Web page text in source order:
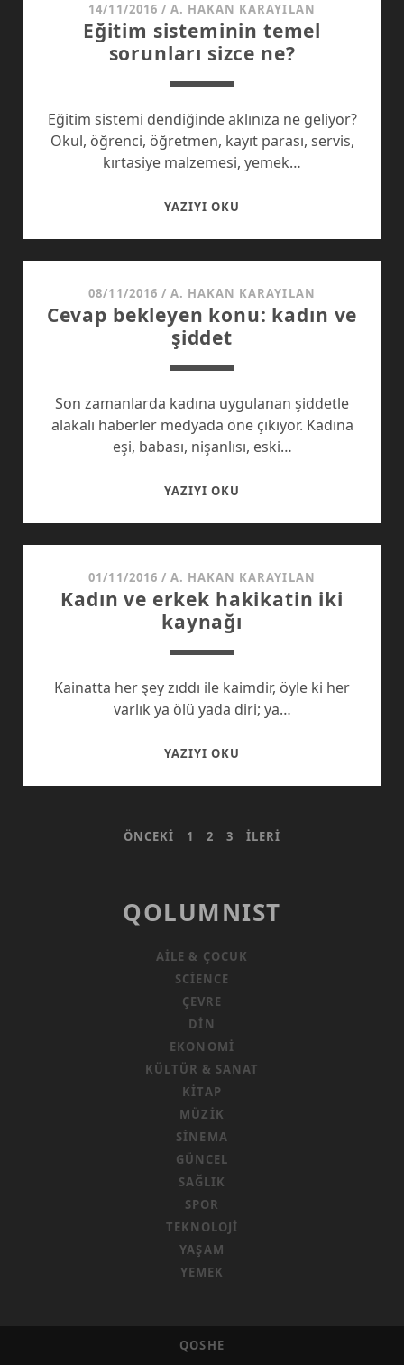
14/11/2016 / A. HAKAN KARAYILAN
Eğitim sisteminin temel
sorunları sizce ne?
Eğitim sistemi dendiğinde aklınıza ne geliyor?
Okul, öğrenci, öğretmen, kayıt parası, servis,
kırtasiye malzemesi, yemek…
YAZIYI OKU
SIZCE
NE?
08/11/2016 / A. HAKAN KARAYILAN
Cevap bekleyen konu: kadın ve
şiddet
Son zamanlarda kadına uygulanan şiddetle
alakalı haberler medyada öne çıkıyor. Kadına
eşi, babası, nişanlısı, eski…
YAZIYI OKU
VE
ŞIDDET
01/11/2016 / A. HAKAN KARAYILAN
Kadın ve erkek hakikatin iki
kaynağı
Kainatta her şey zıddı ile kaimdir, öyle ki her
varlık ya ölü yada diri; ya…
YAZIYI OKU
IKI
ÖNCEKI 1 2 3 İLERI
QOLUMNIST
AILE & ÇOCUK
SCIENCE
ÇEVRE
DIN
EKONOMI
KÜLTÜR & SANAT
KITAP
MÜZIK
SINEMA
GÜNCEL
SAĞLIK
SPOR
TEKNOLOJI
YAŞAM
YEMEK
QOSHE